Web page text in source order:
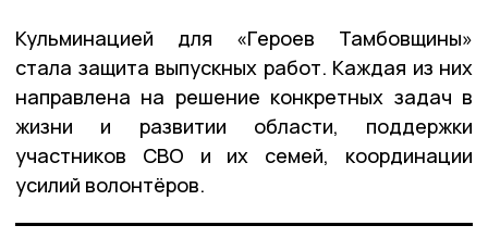
Кульминацией для «Героев Тамбовщины»
стала защита выпускных работ. Каждая из них
направлена на решение конкретных задач в
жизни и развитии области, поддержки
участников СВО и их семей, координации
усилий волонтёров.